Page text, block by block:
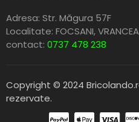
Adresa: Str. Măgura 57F
Localitate: FOCSANI,VRANCEA
contact: 0737 478 238
Copyright © 2024
rezervate.